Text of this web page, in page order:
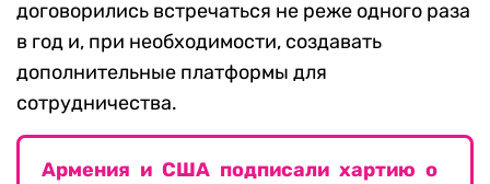
договорились встречаться не реже одного раза
в год и, при необходимости, создавать
дополнительные платформы для
сотрудничества.
Армения и США подписали хартию о